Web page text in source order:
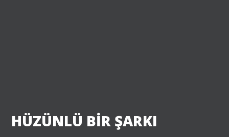
HÜZÜNLÜ BİR ŞARKI